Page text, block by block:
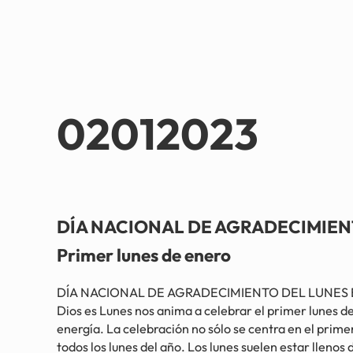
02012023
DÍA NACIONAL DE
Primer lunes de enero
DÍA NACIONAL DE AGRADECIMIENTO DEL
Dios es Lunes nos anima a celebrar el primer lunes
energía. La celebración no sólo se centra en el
todos los lunes del año. Los lunes suelen estar llenos